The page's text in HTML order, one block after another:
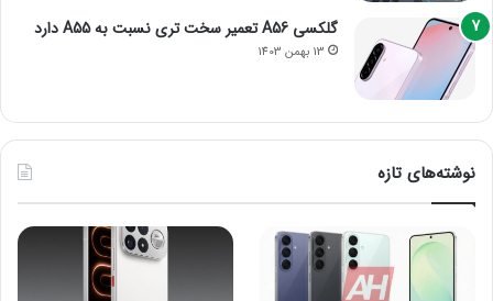
گلکسی A56 تعمیر سخت تری نسبت به A55 دارد
13 بهمن 1403
نوشته‌های تازه